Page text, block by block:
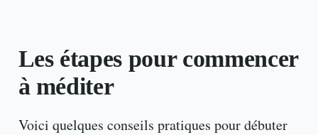
Les étapes pour commencer
à méditer
Voici quelques conseils pratiques pour débuter